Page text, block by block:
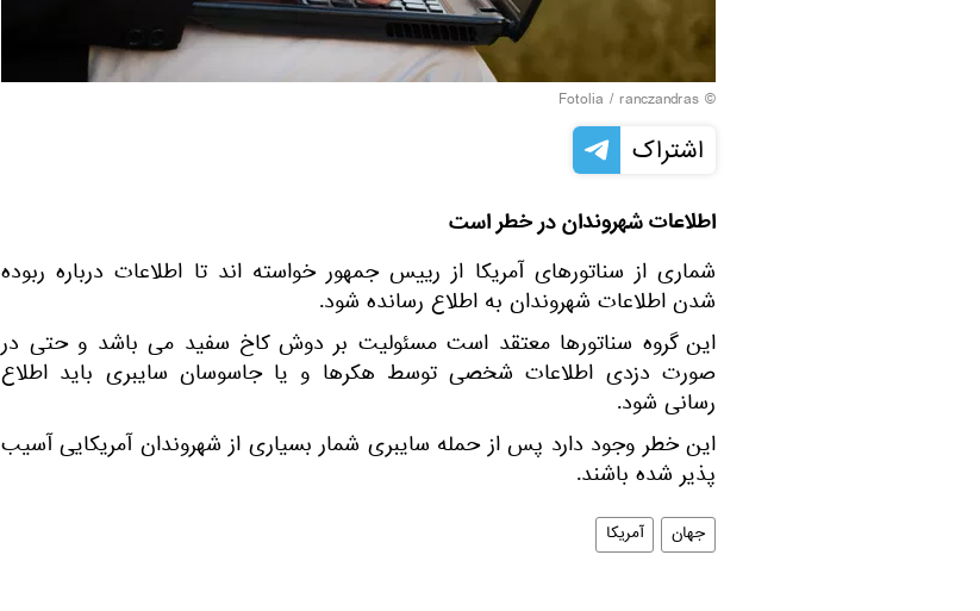
©
Fotolia / ranczandras
اشتراک
اطلاعات شهروندان در خطر است
شماری از سناتورهای آمریکا از رییس جمهور خواسته اند تا اطلاعات درباره ربوده
شدن اطلاعات شهروندان به اطلاع رسانده شود.
این گروه سناتورها معتقد است مسئولیت بر دوش کاخ سفید می باشد و حتی در
صورت دزدی اطلاعات شخصی توسط هکرها و یا جاسوسان سایبری باید اطلاع
رسانی شود.
این خطر وجود دارد پس از حمله سایبری شمار بسیاری از شهروندان آمریکایی آسیب
پذیر شده باشند.
جهان آمریکا